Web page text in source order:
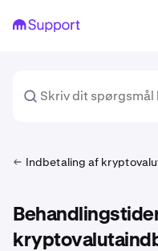
Indbetaling af